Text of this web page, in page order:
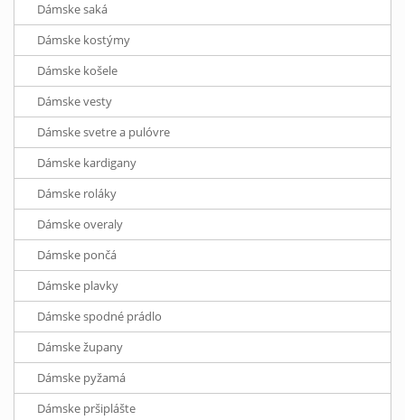
Dámske saká
Dámske kostýmy
Dámske košele
Dámske vesty
Dámske svetre a pulóvre
Dámske kardigany
Dámske roláky
Dámske overaly
Dámske pončá
Dámske plavky
Dámske spodné prádlo
Dámske župany
Dámske pyžamá
Dámske pršiplášte